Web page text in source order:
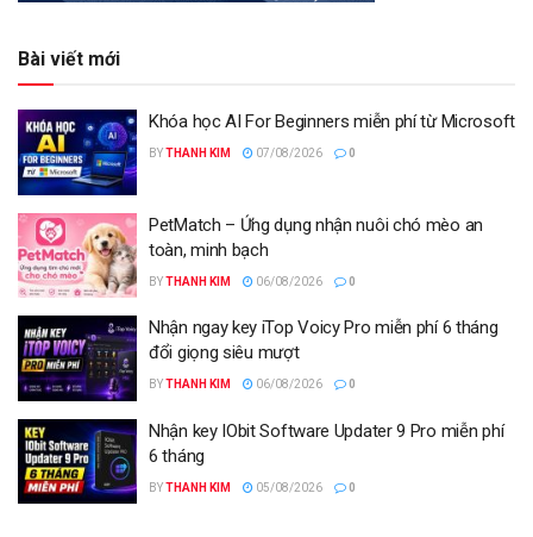
Bài viết mới
Khóa học AI For Beginners miễn phí từ Microsoft
BYTHANH KIM 07/08/2026 0
PetMatch – Ứng dụng nhận nuôi chó mèo an
toàn, minh bạch
BYTHANH KIM 06/08/2026 0
Nhận ngay key iTop Voicy Pro miễn phí 6 tháng
đổi giọng siêu mượt
BYTHANH KIM 06/08/2026 0
Nhận key IObit Software Updater 9 Pro miễn phí
6 tháng
BYTHANH KIM 05/08/2026 0